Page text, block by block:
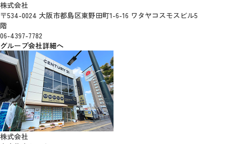
株式会社
〒534-0024 大阪市都島区東野田町1-6-16 ワタヤコスモスビル5
階
06-4397-7782
グループ会社詳細へ
株式会社